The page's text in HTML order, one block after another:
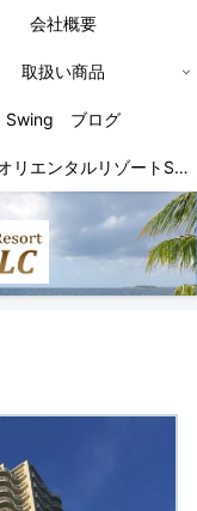
会社概要
取扱い商品
Swing ブログ
ハワイ・オリエンタルリゾートSwingLLC